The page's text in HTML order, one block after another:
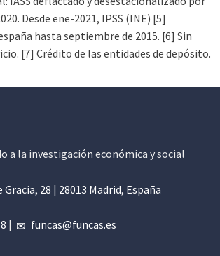
Desde ene-2021, IPSS (INE) [5]
hasta septiembre de 2015. [6] Sin
[7] Crédito de las entidades de depósito.
a la investigación económica y social
28 | 28013 Madrid, España
| funcas@funcas.es